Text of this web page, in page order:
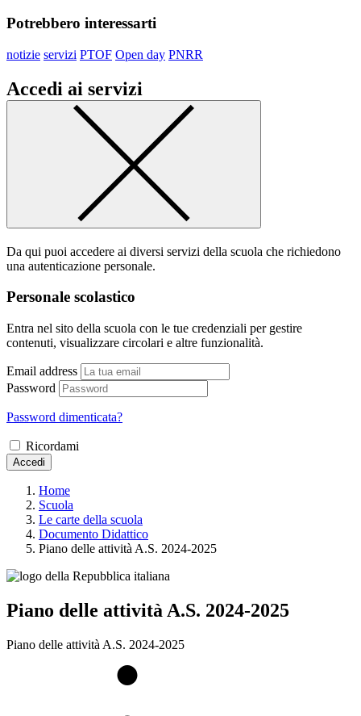
Potrebbero interessarti
notizie servizi PTOF Open day PNRR
Accedi ai servizi
Da qui puoi accedere ai diversi servizi della scuola che richiedono
una autenticazione personale.
Personale scolastico
Entra nel sito della scuola con le tue credenziali per gestire
contenuti, visualizzare circolari e altre funzionalità.
Email address
Password
Password dimenticata?
Ricordami
Accedi
Home
Scuola
Le carte della scuola
Documento Didattico
Piano delle attività A.S. 2024-2025
Piano delle attività A.S. 2024-2025
Piano delle attività A.S. 2024-2025